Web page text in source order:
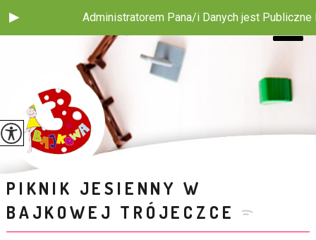
Administratorem Pana/i Danych jest Publiczne
PIKNIK JESIENNY W
BAJKOWEJ TRÓJECZCE